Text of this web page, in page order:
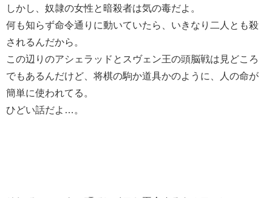
しかし、奴隷の女性と暗殺者は気の毒だよ。
何も知らず命令通りに動いていたら、いきなり二人とも殺
されるんだから。
この辺りのアシェラッドとスヴェン王の頭脳戦は見どころ
でもあるんだけど、将棋の駒か道具かのように、人の命が
簡単に使われてる。
ひどい話だよ…。